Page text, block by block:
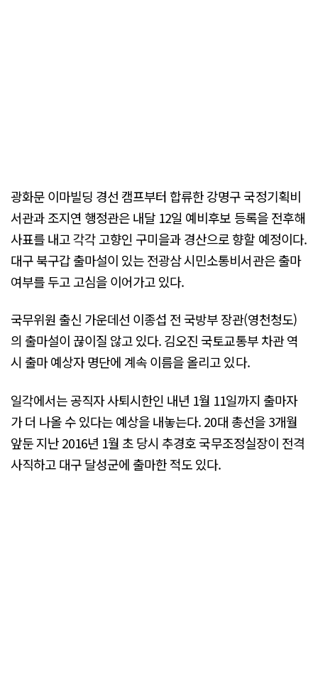
광화문 이마빌딩 경선 캠프부터 합류한 강명구 국정기획비
서관과 조지연 행정관은 내달 12일 예비후보 등록을 전후해
사표를 내고 각각 고향인 구미을과 경산으로 향할 예정이다.
대구 북구갑 출마설이 있는 전광삼 시민소통비서관은 출마
여부를 두고 고심을 이어가고 있다.
국무위원 출신 가운데선 이종섭 전 국방부 장관(영천청도)
의 출마설이 끊이질 않고 있다. 김오진 국토교통부 차관 역
시 출마 예상자 명단에 계속 이름을 올리고 있다.
일각에서는 공직자 사퇴시한인 내년 1월 11일까지 출마자
가 더 나올 수 있다는 예상을 내놓는다. 20대 총선을 3개월
앞둔 지난 2016년 1월 초 당시 추경호 국무조정실장이 전격
사직하고 대구 달성군에 출마한 적도 있다.